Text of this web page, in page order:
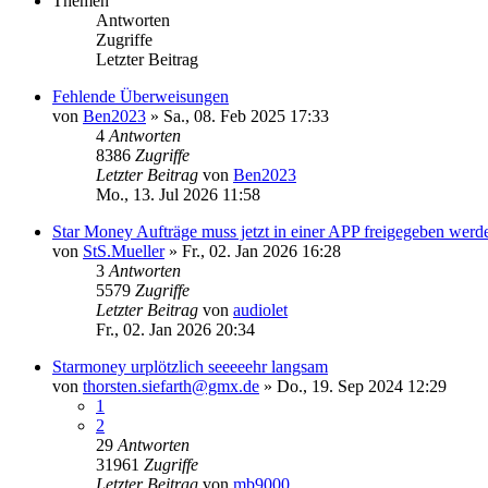
Antworten
Zugriffe
Letzter Beitrag
Fehlende Überweisungen
von Ben2023 » Sa., 08. Feb 2025 17:33
4 Antworten
8386 Zugriffe
Letzter Beitrag von Ben2023
Mo., 13. Jul 2026 11:58
Star Money Aufträge muss jetzt in einer APP freigegeben
von StS.Mueller» Fr., 02. Jan 2026 16:28
3 Antworten
5579 Zugriffe
Letzter Beitrag von audiolet
Fr., 02. Jan 2026 20:34
Starmoney urplötzlich seeeeehr langsam
von thorsten.siefarth@gmx.de » Do., 19. Sep 2024 12:29
1
2
29 Antworten
31961 Zugriffe
Letzter Beitrag von mb9000